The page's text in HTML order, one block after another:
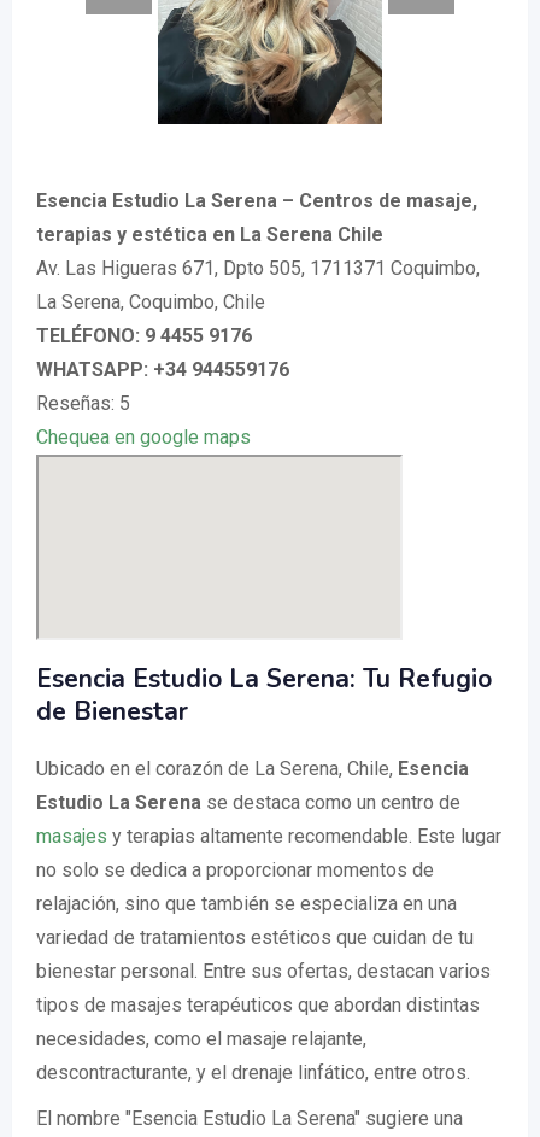
Esencia Estudio La Serena – Centros de masaje,
terapias y estética en La Serena Chile
Av. Las Higueras 671, Dpto 505, 1711371 Coquimbo,
La Serena, Coquimbo, Chile
TELÉFONO: 9 4455 9176
WHATSAPP: +34 944559176
Reseñas: 5
Chequea en google maps
Esencia Estudio La Serena: Tu Refugio
de Bienestar
Ubicado en el corazón de La Serena, Chile, Esencia
Estudio La Serena se destaca como un centro de
masajes y terapias altamente recomendable. Este lugar
no solo se dedica a proporcionar momentos de
relajación, sino que también se especializa en una
variedad de tratamientos estéticos que cuidan de tu
bienestar personal. Entre sus ofertas, destacan varios
tipos de masajes terapéuticos que abordan distintas
necesidades, como el masaje relajante,
descontracturante, y el drenaje linfático, entre otros.
El nombre "Esencia Estudio La Serena" sugiere una